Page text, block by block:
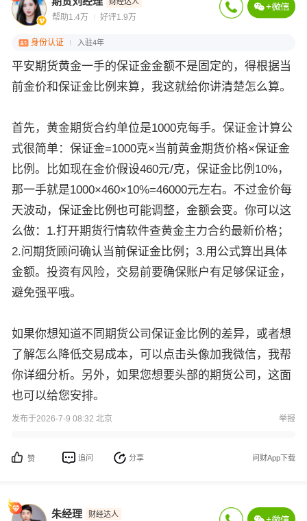
帮助1.4万 好评1.9万
身份认证 入驻4年
平安期货黄金一手的保证金金额不是固定的，得根据当
前金价和保证金比例来算，我这就给你讲清楚怎么算。
首先，黄金期货合约单位是1000克每手。保证金计算公
式很简单：保证金=1000克×当前黄金期货价格×保证金
比例。比如现在金价假设460元/克，保证金比例10%，
那一手就是1000×460×10%=46000元左右。不过金价每
天波动，保证金比例也可能调整，金额会变。你可以这
么做：1.打开期货行情软件查黄金主力合约最新价格；
2.问期货顾问确认当前保证金比例；3.用公式算出具体
金额。投资有风险，交易前要确保账户有足够保证金，
避免强平哦。
如果你想知道不同期货公司保证金比例的差异，或者想
了解怎么降低交易成本，可以点击头像加我微信，我帮
你详细分析。另外，如果您想要头部的期货公司，这面
也可以给您安排。
发布于2026-7-9 08:32 北京 举报
赞 追问 分享 问财App下载
朱经理 财经达人